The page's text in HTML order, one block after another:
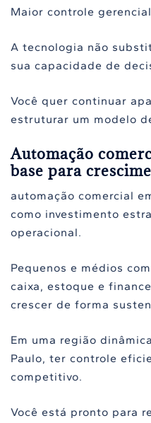
Maior controle gerencial
A tecnologia não
sua capacidade de
Você quer continuar
estruturar um modelo
Automação
base para
automação comercial
como investimento
operacional.
Pequenos e médios
caixa, estoque e
crescer de forma
Em uma região
Paulo, ter controle
competitivo.
Você está pronto para